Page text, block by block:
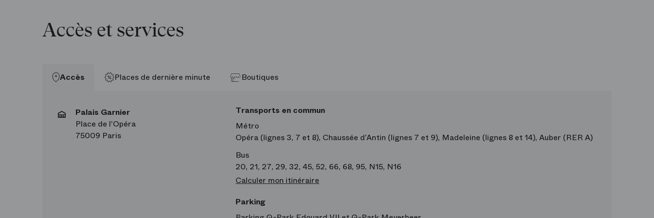
Accès et services
Accès Places de dernière minute Boutiques
Palais Garnier
Place de l'Opéra
75009 Paris
Transports en commun
Métro
Opéra (lignes 3, 7 et 8), Chaussée d’Antin (lignes 7 et 9), Madeleine (lignes 8 et 14), Auber (RER A)
Bus
20, 21, 27, 29, 32, 45, 52, 66, 68, 95, N15, N16
Calculer mon itinéraire
Parking